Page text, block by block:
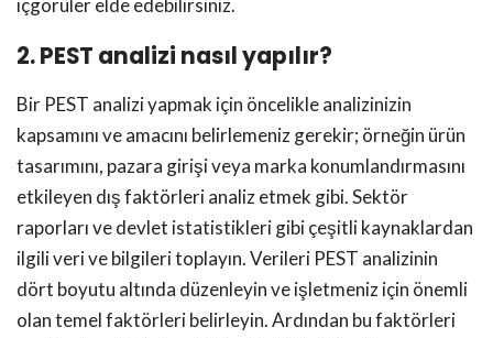
içgörüler elde edebilirsiniz.
2. PEST analizi nasıl yapılır?
Bir PEST analizi yapmak için öncelikle analizinizin
kapsamını ve amacını belirlemeniz gerekir; örneğin ürün
tasarımını, pazara girişi veya marka konumlandırmasını
etkileyen dış faktörleri analiz etmek gibi. Sektör
raporları ve devlet istatistikleri gibi çeşitli kaynaklardan
ilgili veri ve bilgileri toplayın. Verileri PEST analizinin
dört boyutu altında düzenleyin ve işletmeniz için önemli
olan temel faktörleri belirleyin. Ardından bu faktörleri